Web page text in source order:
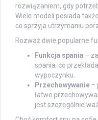
rozwiązaniem, gdy
Wiele modeli posiada
co sprzyja utrzymaniu
Rozważ dwie popularne
Funkcja spania –
spania, co
wypoczynku.
Przechowywanie –
łatwe
jest szczególnie